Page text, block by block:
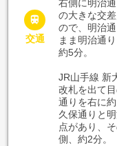

交通
右側に明治
の大きな交
ので、明治
まま明治通
約5分。
JR山手線 新
改札を出て
通りを右に
久保通りと
点があり、
側、約2分。